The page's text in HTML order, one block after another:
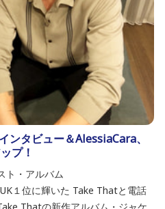
タビュー＆AlessiaCara、
プ！
ト・アルバム
１位に輝いた Take Thatと電話